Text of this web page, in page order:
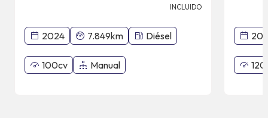
INCLUIDO
2024 7.849km Diésel
100cv Manual